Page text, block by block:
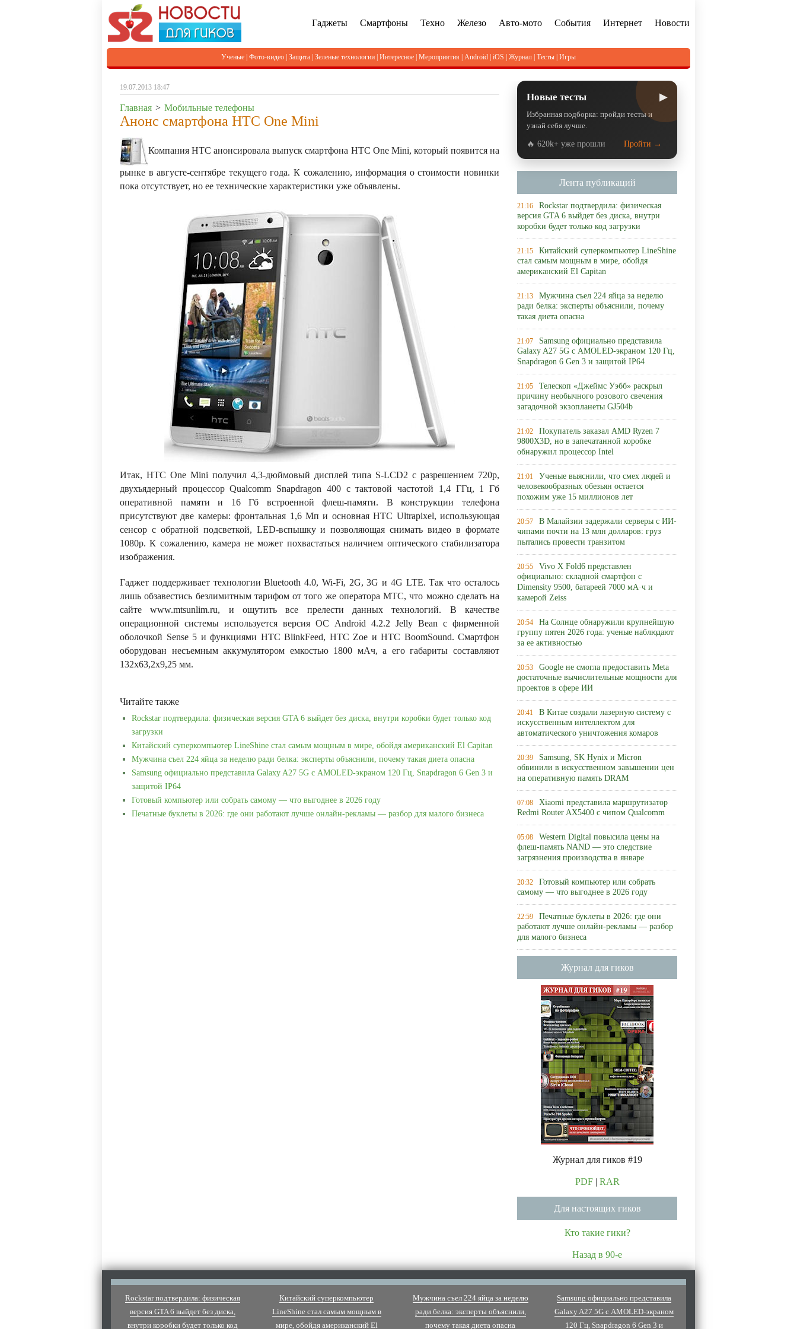
Гаджеты Смартфоны Техно Железо Авто-мото События Интернет Новости
Ученые Фото-видео Защита Зеленые технологии Интересное Мероприятия Android iOS Журнал Тесты Игры
19.07.2013 18:47
Главная > Мобильные телефоны
Анонс смартфона HTC One Mini
Компания HTC анонсировала выпуск смартфона HTC One Mini, который появится на
рынке в августе-сентябре текущего года. К сожалению, информация о стоимости новинки
пока отсутствует, но ее технические характеристики уже объявлены.
Итак, HTC One Mini получил 4,3-дюймовый дисплей типа S-LCD2 с разрешением 720p,
двухъядерный процессор Qualcomm Snapdragon 400 с тактовой частотой 1,4 ГГц, 1 Гб
оперативной памяти и 16 Гб встроенной флеш-памяти. В конструкции телефона
присутствуют две камеры: фронтальная 1,6 Мп и основная HTC Ultrapixel, использующая
сенсор с обратной подсветкой, LED-вспышку и позволяющая снимать видео в формате
1080p. К сожалению, камера не может похвастаться наличием оптического стабилизатора
изображения.
Гаджет поддерживает технологии Bluetooth 4.0, Wi-Fi, 2G, 3G и 4G LTE. Так что осталось
лишь обзавестись безлимитным тарифом от того же оператора МТС, что можно сделать на
сайте www.mtsunlim.ru, и ощутить все прелести данных технологий. В качестве
операционной системы используется версия ОС Android 4.2.2 Jelly Bean с фирменной
оболочкой Sense 5 и функциями HTC BlinkFeed, HTC Zoe и HTC BoomSound. Смартфон
оборудован несъемным аккумулятором емкостью 1800 мАч, а его габариты составляют
132х63,2х9,25 мм.
Читайте также
Rockstar подтвердила: физическая версия GTA 6 выйдет без диска, внутри коробки будет только код
загрузки
Китайский суперкомпьютер LineShine стал самым мощным в мире, обойдя американский El Capitan
Мужчина съел 224 яйца за неделю ради белка: эксперты объяснили, почему такая диета опасна
Samsung официально представила Galaxy A27 5G с AMOLED-экраном 120 Гц, Snapdragon 6 Gen 3 и
защитой IP64
Готовый компьютер или собрать самому — что выгоднее в 2026 году
Печатные буклеты в 2026: где они работают лучше онлайн-рекламы — разбор для малого бизнеса
Новые тесты ▶
Избранная подборка: пройди тесты и
узнай себя лучше.
🔥 620k+ уже прошли Пройти →
Лента публикаций
21:16 Rockstar подтвердила: физическая
версия GTA 6 выйдет без диска, внутри
коробки будет только код загрузки
21:15 Китайский суперкомпьютер LineShine
стал самым мощным в мире, обойдя
американский El Capitan
21:13 Мужчина съел 224 яйца за неделю
ради белка: эксперты объяснили, почему
такая диета опасна
21:07 Samsung официально представила
Galaxy A27 5G с AMOLED-экраном 120 Гц,
Snapdragon 6 Gen 3 и защитой IP64
21:05 Телескоп «Джеймс Уэбб» раскрыл
причину необычного розового свечения
загадочной экзопланеты GJ504b
21:02 Покупатель заказал AMD Ryzen 7
9800X3D, но в запечатанной коробке
обнаружил процессор Intel
21:01 Ученые выяснили, что смех людей и
человекообразных обезьян остается
похожим уже 15 миллионов лет
20:57 В Малайзии задержали серверы с ИИ-
чипами почти на 13 млн долларов: груз
пытались провести транзитом
20:55 Vivo X Fold6 представлен
официально: складной смартфон с
Dimensity 9500, батареей 7000 мА·ч и
камерой Zeiss
20:54 На Солнце обнаружили крупнейшую
группу пятен 2026 года: ученые наблюдают
за ее активностью
20:53 Google не смогла предоставить Meta
достаточные вычислительные мощности для
проектов в сфере ИИ
20:41 В Китае создали лазерную систему с
искусственным интеллектом для
автоматического уничтожения комаров
20:39 Samsung, SK Hynix и Micron
обвинили в искусственном завышении цен
на оперативную память DRAM
07:08 Xiaomi представила маршрутизатор
Redmi Router AX5400 с чипом Qualcomm
05:08 Western Digital повысила цены на
флеш-память NAND — это следствие
загрязнения производства в январе
20:32 Готовый компьютер или собрать
самому — что выгоднее в 2026 году
22:59 Печатные буклеты в 2026: где они
работают лучше онлайн-рекламы — разбор
для малого бизнеса
Журнал для гиков
Журнал для гиков #19
PDF| RAR
Для настоящих гиков
Кто такие гики?
Назад в 90-е
Rockstar подтвердила: физическая
версия GTA 6 выйдет без диска,
внутри коробки будет только код
Китайский суперкомпьютер
LineShine стал самым мощным в
мире, обойдя американский El
Мужчина съел 224 яйца за неделю
ради белка: эксперты объяснили,
почему такая диета опасна
Samsung официально представила
Galaxy A27 5G с AMOLED-экраном
120 Гц, Snapdragon 6 Gen 3 и